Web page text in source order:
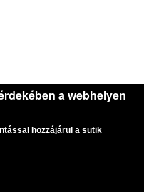
a webhelyen
hozzájárul a sütik